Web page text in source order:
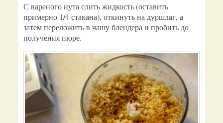
С вареного нута слить жидкость (оставить
примерно 1/4 стакана), откинуть на дуршлаг, а
затем переложить в чашу блендера и пробить до
получения пюре.